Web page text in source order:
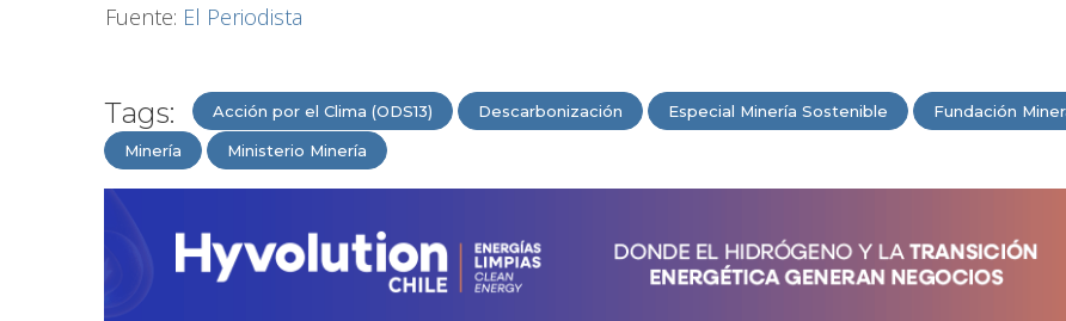
Fuente: El Periodista
Tags: Acción por el Clima (ODS13) Descarbonización Especial Minería Sostenible Fundación
Minería Ministerio Minería